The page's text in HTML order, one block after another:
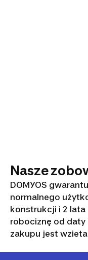
Nasze
DOMYOS
normalnego
konstrukcji i 2 lata
robociznę od daty
zakupu jest